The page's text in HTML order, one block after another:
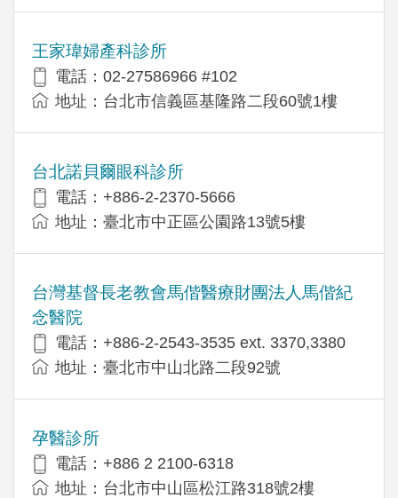
王家瑋婦產科診所
電話：02-27586966 #102
地址：台北市信義區基隆路二段60號1樓
台北諾貝爾眼科診所
電話：+886-2-2370-5666
地址：臺北市中正區公園路13號5樓
台灣基督長老教會馬偕醫療財團法人馬偕紀
念醫院
電話：+886-2-2543-3535 ext. 3370,3380
地址：臺北市中山北路二段92號
孕醫診所
電話：+886 2 2100-6318
地址：台北市中山區松江路318號2樓